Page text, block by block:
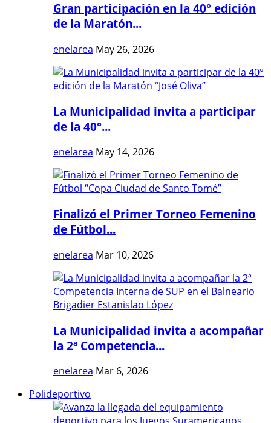
Gran participación en la 40° edición
de la Maratón...
enelarea May 26, 2026
La Municipalidad invita a participar
de la 40°...
enelarea May 14, 2026
Finalizó el Primer Torneo Femenino
de Fútbol...
enelarea Mar 10, 2026
La Municipalidad invita a acompañar
la 2ª Competencia...
enelarea Mar 6, 2026
Polideportivo